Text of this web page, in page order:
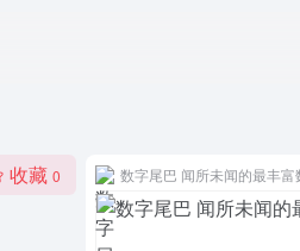
收藏 0 数字尾巴 闻所未闻的最丰富